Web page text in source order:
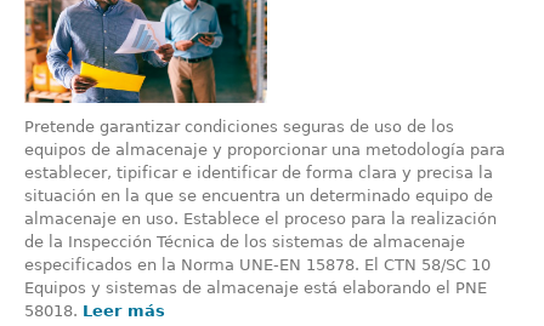
Pretende garantizar condiciones seguras de uso de los
equipos de almacenaje y proporcionar una metodología para
establecer, tipificar e identificar de forma clara y precisa la
situación en la que se encuentra un determinado equipo de
almacenaje en uso. Establece el proceso para la realización
de la Inspección Técnica de los sistemas de almacenaje
especificados en la Norma UNE-EN 15878. El CTN 58/SC 10
Equipos y sistemas de almacenaje está elaborando el PNE
58018. Leer más